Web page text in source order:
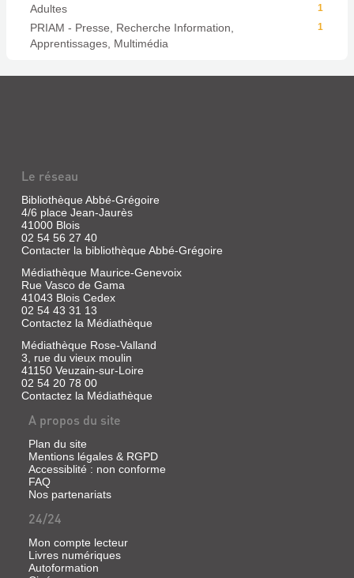
1
Adultes
1
PRIAM - Presse, Recherche Information,
Apprentissages, Multimédia
Le réseau
Bibliothèque Abbé-Grégoire
4/6 place Jean-Jaurès
41000 Blois
02 54 56 27 40
Contacter la bibliothèque Abbé-Grégoire
Médiathèque Maurice-Genevoix
Rue Vasco de Gama
41043 Blois Cedex
02 54 43 31 13
Contactez la Médiathèque
Médiathèque Rose-Valland
3, rue du vieux moulin
41150 Veuzain-sur-Loire
02 54 20 78 00
Contactez la Médiathèque
A propos du site
Plan du site
Mentions légales & RGPD
Accessiblité : non conforme
FAQ
Nos partenariats
24/24
Mon compte lecteur
Livres numériques
Autoformation